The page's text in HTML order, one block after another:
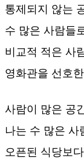
통제되지 않는
수 많은 사람들
비교적 적은 사
영화관을 선호
사람이 많은 공
나는 수 많은 사
오픈된 식당보